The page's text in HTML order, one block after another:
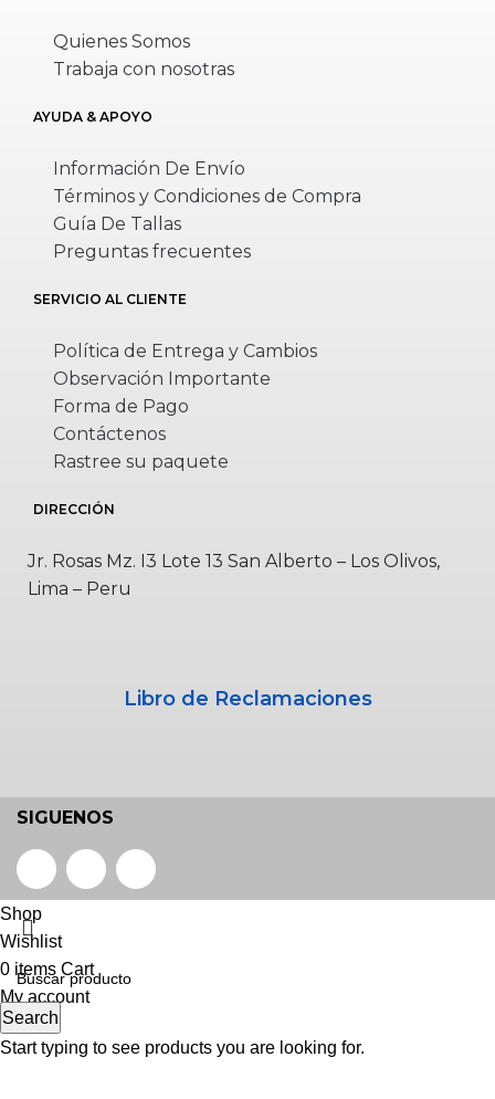
Quienes Somos
Trabaja con nosotras
AYUDA & APOYO
Información De Envío
Términos y Condiciones de Compra
Guía De Tallas
Preguntas frecuentes
SERVICIO AL CLIENTE
Política de Entrega y Cambios
Observación Importante
Forma de Pago
Contáctenos
Rastree su paquete
DIRECCIÓN
Jr. Rosas Mz. I3 Lote 13 San Alberto – Los Olivos,
Lima – Peru
Libro de Reclamaciones
SIGUENOS
Search
Start typing to see products you are looking for.
Shop
Wishlist
0 items Cart
My account